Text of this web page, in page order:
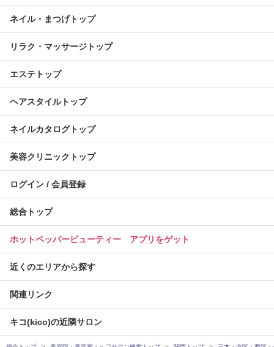
ネイル・まつげトップ
リラク・マッサージトップ
エステトップ
ヘアスタイルトップ
ネイルカタログトップ
美容クリニックトップ
ログイン / 会員登録
総合トップ
ホットペッパービューティー アプリをゲット
近くのエリアから探す
関連リンク
キコ(kico)の近隣サロン